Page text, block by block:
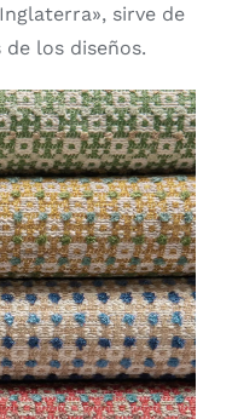
sirve de
los diseños.